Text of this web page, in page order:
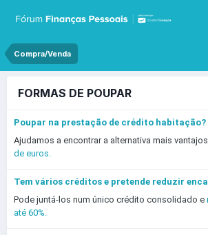
Compra/Venda
FORMAS DE POUPAR
Poupar na prestação de crédito habitação?
Ajudamos a encontrar a alternativa mais
de euros.
Tem vários créditos e pretende reduzir
Pode juntá-los num único crédito consolidado e
até 60%.